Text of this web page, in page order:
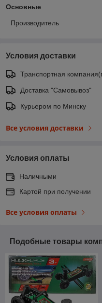
Основные
Производитель
Условия доставки
Транспортная
Доставка "Самовывоз"
Курьером по Минску
Все условия доставки
Условия оплаты
Наличными
Картой при получении
Все условия оплаты
Подобные товары